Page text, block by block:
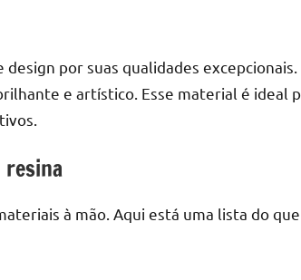
por suas qualidades
e artístico. Esse material é ideal
resina
à mão. Aqui está uma lista do